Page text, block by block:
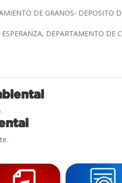
DE GRANOS- DEPOSITO
DEPARTAMENTO DE